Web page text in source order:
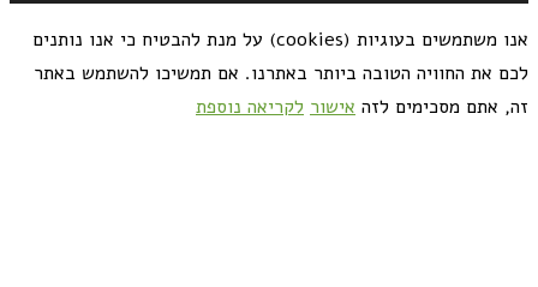
אנו משתמשים בעוגיות (cookies) על מנת להבטיח כי אנו נותנים
לכם את החוויה הטובה ביותר באתרנו. אם תמשיכו להשתמש באתר
זה, אתם מסכימים לזה אישור לקריאה נוספת